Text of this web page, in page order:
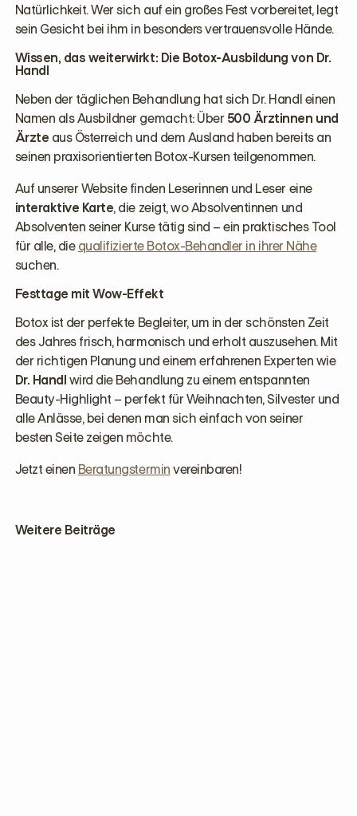
Natürlichkeit. Wer sich auf ein großes Fest vorbereitet, legt
sein Gesicht bei ihm in besonders vertrauensvolle Hände.
Wissen, das weiterwirkt: Die Botox-Ausbildung von Dr.
Handl
Neben der täglichen Behandlung hat sich Dr. Handl einen
Namen als Ausbildner gemacht: Über500 Ärztinnen und
Ärzte aus Österreich und dem Ausland haben bereits an
seinen praxisorientierten Botox-Kursen teilgenommen.
Auf unserer Website finden Leserinnen und Leser eine
interaktive Karte, die zeigt, wo Absolventinnen und
Absolventen seiner Kurse tätig sind – ein praktisches Tool
für alle, diequalifizierte Botox-Behandler in ihrer Nähe
suchen.
Festtage mit Wow-Effekt
Botox ist der perfekte Begleiter, um in der schönsten Zeit
des Jahres frisch, harmonisch und erholt auszusehen. Mit
der richtigen Planung und einem erfahrenen Experten wie
Dr. Handlwird die Behandlung zu einem entspannten
Beauty-Highlight – perfekt für Weihnachten, Silvester und
alle Anlässe, bei denen man sich einfach von seiner
besten Seite zeigen möchte.
Jetzt einen Beratungsterminvereinbaren!
Weitere Beiträge